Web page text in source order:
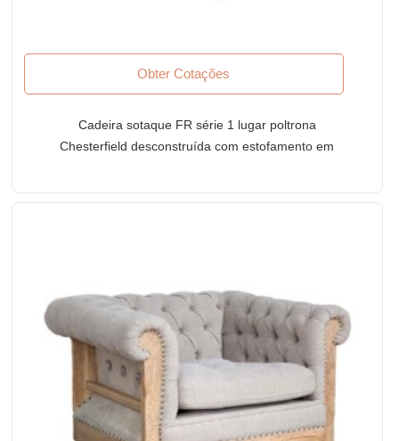
Obter Cotações
Cadeira sotaque FR série 1 lugar poltrona
Chesterfield desconstruída com estofamento em